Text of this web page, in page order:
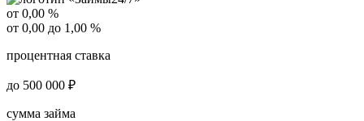
от 0,00 %
от 0,00 до 1,00 %
процентная ставка
до 500 000 ₽
сумма займа